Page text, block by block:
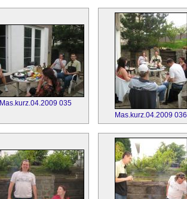
Mas.kurz.04.2009 035
Mas.kurz.04.2009 036